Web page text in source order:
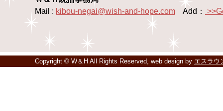
Mail : kibou-negai@wish-and-hope.com Add：
Copyright © W＆H All Rights Reserved, web design by エスラウ